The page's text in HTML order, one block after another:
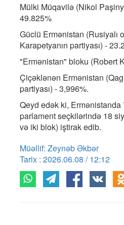
Mülki Müqavilə (Nikol
49.825%
Güclü Ermənistan (Rusiyalı
Karapetyanın partiyası) -
"Ermənistan" bloku (Robert
Çiçəklənən Ermənistan
partiyası) - 3,996%.
Qeyd edək ki,
parlament seçkilərində 18
və iki blok) iştirak edib.
Müəllif: Zeynəb Əkbər
Tarix : 2026.06.08 / 12:12